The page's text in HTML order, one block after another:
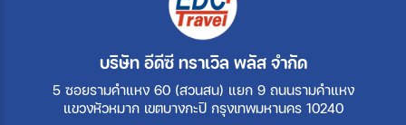
บริษัท อีดีซี ทราเวิล พลัส จำกัด
5 ซอยรามคำแหง 60 (สวนสน) แยก 9 ถนนรามคำแหง
แขวงหัวหมาก เขตบางกะปิ กรุงเทพมหานคร 10240